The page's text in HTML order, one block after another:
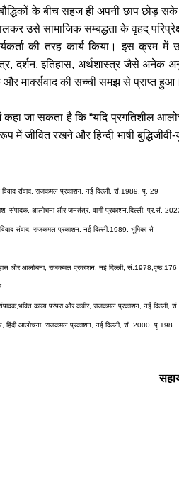
बौद्धिकों के बीच सहज ही अपनी छाप छोड़
उसे सामाजिक सम्बद्धता के वृहद्
की तरह कार्य किया। इस क्रम
दर्शन, इतिहास, अर्थशास्त्र जैसे अनेक
और मार्क्सवाद की सच्ची समझ से प्राप्त
कहा जा सकता है कि “यदि प्रगतिशील
में जीवित रखने और हिन्दी भाषी
विवाद संवाद, राजकमल प्रकाशन, नई दिल्ली, सं.1989, पृ. 29
संपादक, आलोचना और जनतंत्र, वाणी प्रकाशन,दिल्ली, प्र.सं.
विवाद-संवाद, राजकमल प्रकाशन, नई दिल्ली,1989, भूमिका से
और आलोचना, राजकमल प्रकाशन, नई दिल्ली, सं.1978,पृष्ठ,176
काव्य परंपरा और कबीर, राजकमल प्रकाशन, नई
हिंदी आलोचना, राजकमल प्रकाशन, नई दिल्ली, सं. 2000, पृ.198